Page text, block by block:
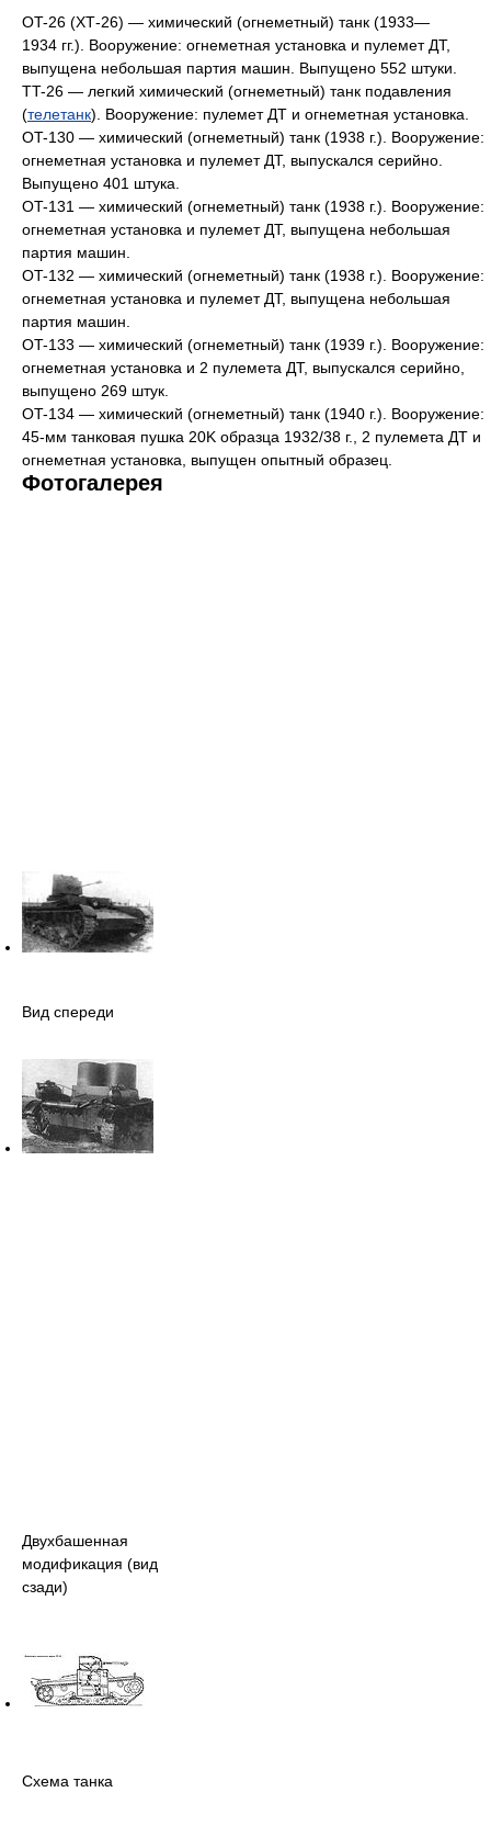
OT-26 (ХТ-26) — химический (огнеметный) танк (1933—
1934 гг.). Вооружение: огнеметная установка и пулемет ДТ,
выпущена небольшая партия машин. Выпущено 552 штуки.
TT-26 — легкий химический (огнеметный) танк подавления
(телетанк). Вооружение: пулемет ДТ и огнеметная установка.
OT-130 — химический (огнеметный) танк (1938 г.). Вооружение:
огнеметная установка и пулемет ДТ, выпускался серийно.
Выпущено 401 штука.
OT-131 — химический (огнеметный) танк (1938 г.). Вооружение:
огнеметная установка и пулемет ДТ, выпущена небольшая
партия машин.
OT-132 — химический (огнеметный) танк (1938 г.). Вооружение:
огнеметная установка и пулемет ДТ, выпущена небольшая
партия машин.
OT-133 — химический (огнеметный) танк (1939 г.). Вооружение:
огнеметная установка и 2 пулемета ДТ, выпускался серийно,
выпущено 269 штук.
OT-134 — химический (огнеметный) танк (1940 г.). Вооружение:
45-мм танковая пушка 20K образца 1932/38 г., 2 пулемета ДТ и
огнеметная установка, выпущен опытный образец.
Фотогалерея
Вид спереди
Двухбашенная
модификация (вид
сзади)
Схема танка